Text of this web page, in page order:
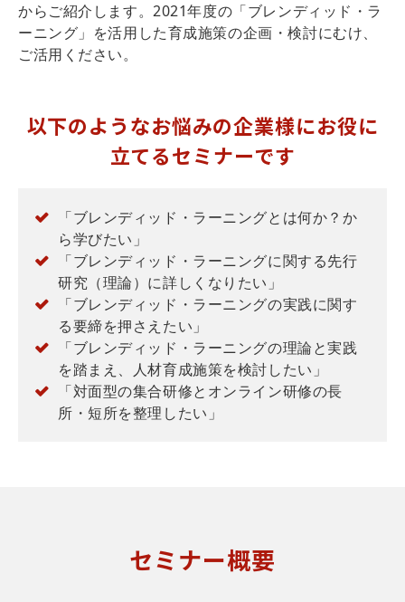
からご紹介します。2021年度の「ブレンディッド・ラ
ーニング」を活用した育成施策の企画・検討にむけ、
ご活用ください。
以下のようなお悩みの企業様にお役に
立てるセミナーです
「ブレンディッド・ラーニングとは何か？か
ら学びたい」
「ブレンディッド・ラーニングに関する先行
研究（理論）に詳しくなりたい」
「ブレンディッド・ラーニングの実践に関す
る要締を押さえたい」
「ブレンディッド・ラーニングの理論と実践
を踏まえ、人材育成施策を検討したい」
「対面型の集合研修とオンライン研修の長
所・短所を整理したい」
セミナー概要